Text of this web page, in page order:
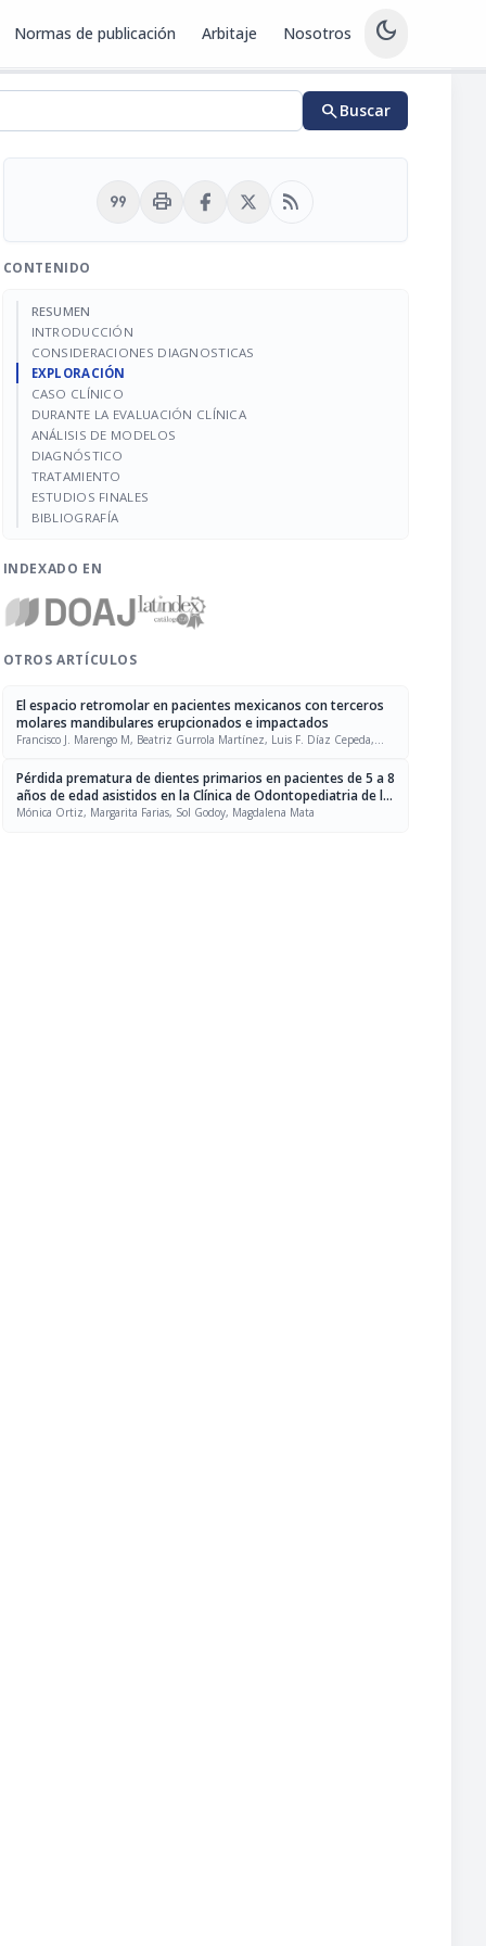
Normas de publicación Arbitaje Nosotros dark_mode
searchBuscar
format_quote print rss_feed
CONTENIDO
RESUMEN
INTRODUCCIÓN
CONSIDERACIONES DIAGNOSTICAS
EXPLORACIÓN
CASO CLÍNICO
DURANTE LA EVALUACIÓN CLÍNICA
ANÁLISIS DE MODELOS
DIAGNÓSTICO
TRATAMIENTO
ESTUDIOS FINALES
BIBLIOGRAFÍA
INDEXADO EN
OTROS ARTÍCULOS
El espacio retromolar en pacientes mexicanos con terceros
molares mandibulares erupcionados e impactados
Francisco J. Marengo M, Beatriz Gurrola Martínez, Luis F. Díaz Cepeda,
Pérdida prematura de dientes primarios en pacientes de 5 a 8
años de edad asistidos en la Clínica de Odontopediatria de la
Universidad Gran Mariscal de Ayacucho, 2004-2005
Mónica Ortiz, Margarita Farias, Sol Godoy, Magdalena Mata